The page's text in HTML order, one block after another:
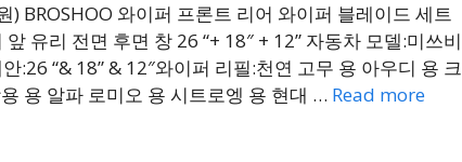
BROSHOO 와이퍼 프론트 리어 와이퍼 블레이드 세트
유리 전면 후면 창 26 “+ 18″ + 12” 자동차 모델:미쓰비
:26 “& 18” & 12″와이퍼 리필:천연 고무 용 아우디 용 크
용 알파 로미오 용 시트로엥 용 현대 … Read more